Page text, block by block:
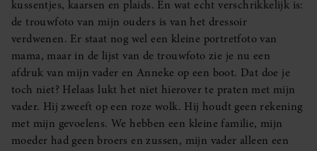
kussentjes, kaarsen en plaids. En wat echt verschrikkelijk is:
de trouwfoto van mijn ouders is van het dressoir
verdwenen. Er staat nog wel een kleine portretfoto van
mama, maar in de lijst van de trouwfoto zie je nu een
afdruk van mijn vader en Anneke op een boot. Dat doe je
toch niet? Helaas lukt het niet hierover te praten met mijn
vader. Hij zweeft op een roze wolk. Hij houdt geen rekening
met mijn gevoelens. We hebben een kleine familie, mijn
moeder had geen broers en zussen, mijn vader alleen een